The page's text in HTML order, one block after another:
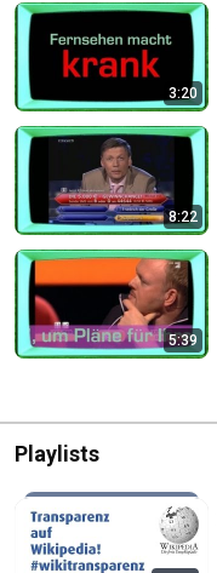
3:20
8:22
5:39
Playlists